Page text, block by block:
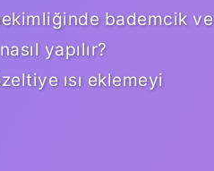
bademcik ve
yapılır?
ısı eklemeyi